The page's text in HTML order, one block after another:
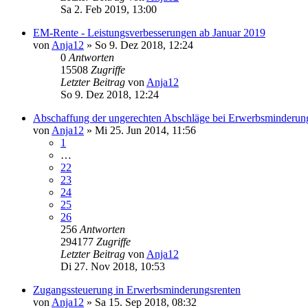
Sa 2. Feb 2019, 13:00
EM-Rente - Leistungsverbesserungen ab Januar 2019
vonAnja12 » So 9. Dez 2018, 12:24
0Antworten
15508 Zugriffe
Letzter Beitrag vonAnja12
So 9. Dez 2018, 12:24
Abschaffung der ungerechten Abschläge bei
vonAnja12 » Mi 25. Jun 2014, 11:56
1
…
22
23
24
25
26
256Antworten
294177 Zugriffe
Letzter Beitrag vonAnja12
Di 27. Nov 2018, 10:53
Zugangssteuerung in Erwerbsminderungsrenten
vonAnja12 » Sa 15. Sep 2018, 08:32